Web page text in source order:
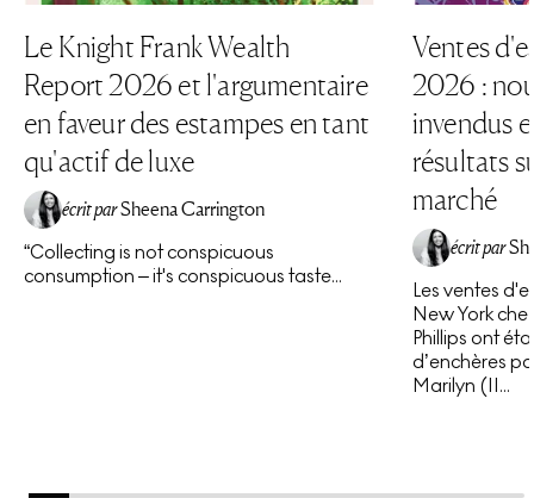
Le Knight Frank Wealth
Report 2026 et l'argumentaire
en faveur des estampes en tant
qu'actif de luxe
écrit parSheena Carrington
“Collecting is not conspicuous
consumption – it's conspicuous taste...
Ventes
2026 :
invendus
résultats
marché
écrit par
Les ventes
New York
Phillips ont
d’enchères
Marilyn (II...